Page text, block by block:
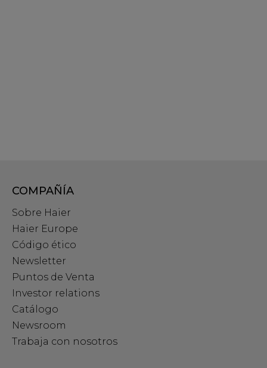
COMPAÑÍA
Sobre Haier
Haier Europe
Código ético
Newsletter
Puntos de Venta
Investor relations
Catálogo
Newsroom
Trabaja con nosotros